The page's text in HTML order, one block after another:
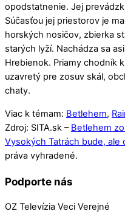
opodstatnenie. Jej
Súčasťou jej priestorov je
horských nosičov, zbierka
starých lyží. Nachádza sa
Hrebienok. Priamy chodník
uzavretý pre zosuv skál,
chaty.
Viac k témam: Betlehem,
Zdroj: SITA.sk – Betlehem
Vysokých Tatrách bude, ale
práva vyhradené.
Podporte nás
OZ Televízia Veci Verejné